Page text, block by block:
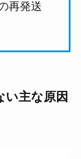
再発送
い主な原因